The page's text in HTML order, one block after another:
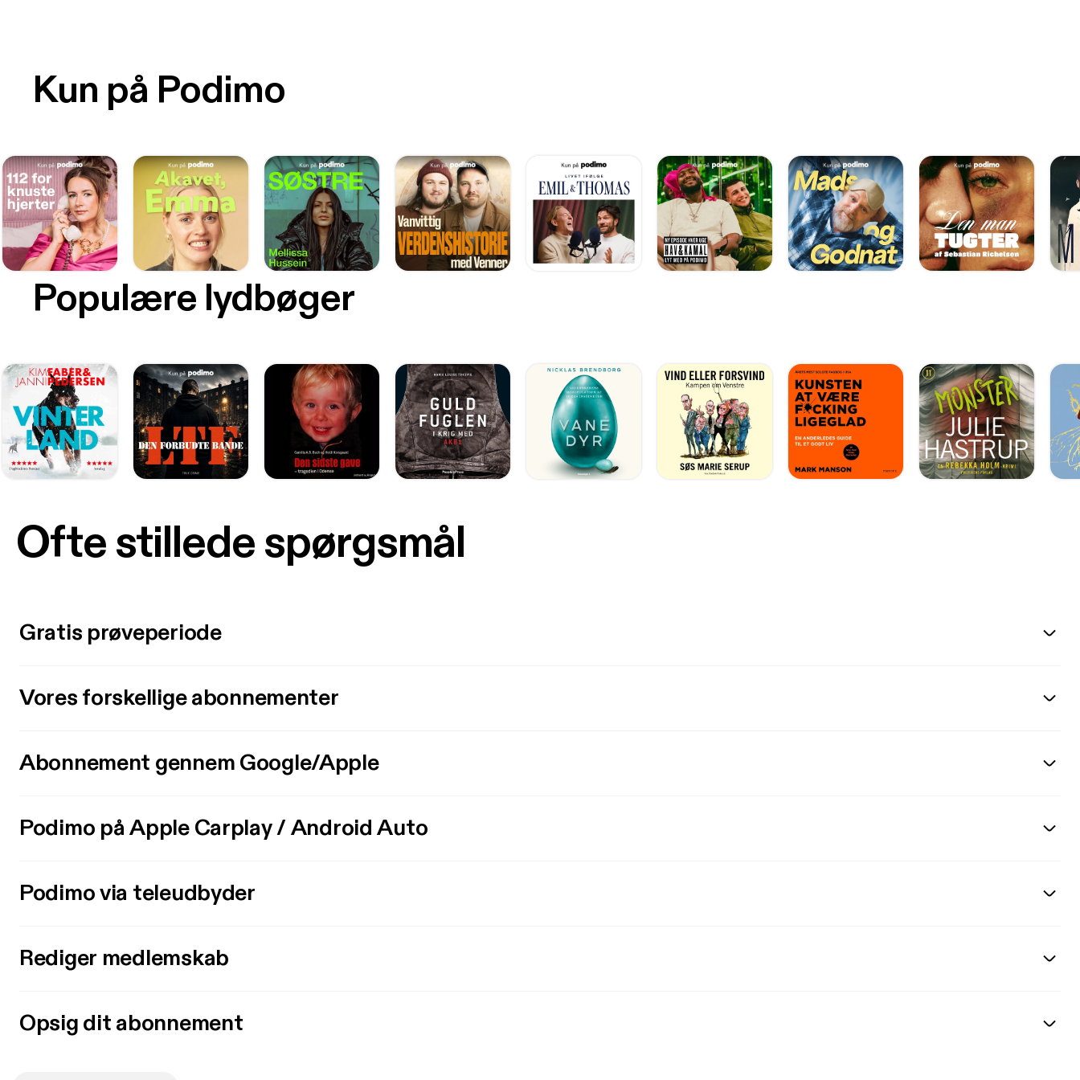
Kun på Podimo
Populære lydbøger
Ofte stillede spørgsmål
Gratis prøveperiode
Vores forskellige abonnementer
Abonnement gennem Google/Apple
Podimo på Apple Carplay / Android Auto
Podimo via teleudbyder
Rediger medlemskab
Opsig dit abonnement